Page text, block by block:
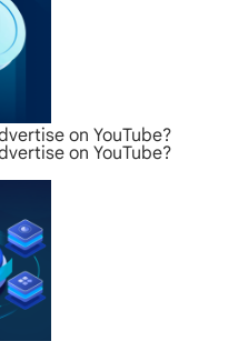
on YouTube?
on YouTube?